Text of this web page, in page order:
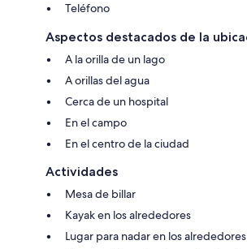
Teléfono
Aspectos destacados de la
A la orilla de un lago
A orillas del agua
Cerca de un hospital
En el campo
En el centro de la ciudad
Actividades
Mesa de billar
Kayak en los alrededores
Lugar para nadar en los alrededores